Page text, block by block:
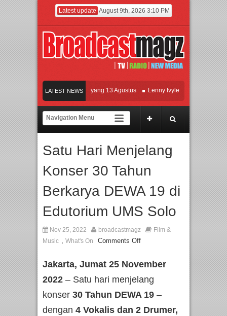
Latest update August 9th, 2026 3:10 PM
LATEST NEWS
Film KETOK MEJIK Siap Tayang 13 Agustus Lenny Ivylen: 26 Tahun Jaga
UI dan Universitas Agung Podomoro Jalin Kerja Sama Pendidikan dan Riset
Satu Hari Menjelang
Konser 30 Tahun
Berkarya DEWA 19 di
Edutorium UMS Solo
Nov 25, 2022 broadcastmagz
Film &
Music , What's On Comments Off
Jakarta, Jumat 25 November
2022 – Satu hari menjelang
konser 30 Tahun DEWA 19 –
dengan 4 Vokalis dan 2 Drumer,